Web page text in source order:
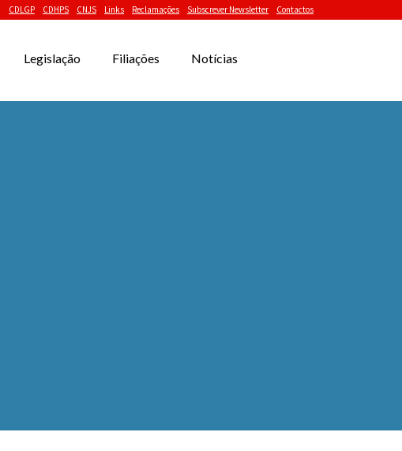
CDLGP CDHPS CNJS Links Reclamações Subscrever Newsletter Contactos
Legislação Filiações Notícias